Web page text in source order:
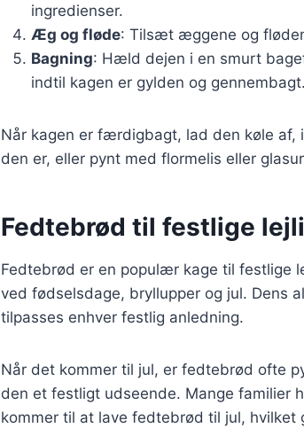
ingredienser.
Æg og fløde: Tilsæt æggene og
Bagning: Hæld dejen i en smurt
indtil kagen er gylden og gennembagt.
Når kagen er færdigbagt, lad den køle
den er, eller pynt med flormelis eller
Fedtebrød til festlige
Fedtebrød er en populær kage til festlige
ved fødselsdage, bryllupper og jul. Dens
tilpasses enhver festlig anledning.
Når det kommer til jul, er fedtebrød ofte
den et festligt udseende. Mange familier
kommer til at lave fedtebrød til jul,